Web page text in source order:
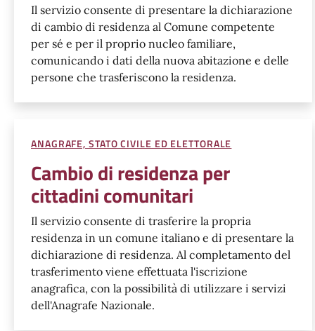
Il servizio consente di presentare la dichiarazione
di cambio di residenza al Comune competente
per sé e per il proprio nucleo familiare,
comunicando i dati della nuova abitazione e delle
persone che trasferiscono la residenza.
ANAGRAFE, STATO CIVILE ED ELETTORALE
Cambio di residenza per
cittadini comunitari
Il servizio consente di trasferire la propria
residenza in un comune italiano e di presentare la
dichiarazione di residenza. Al completamento del
trasferimento viene effettuata l'iscrizione
anagrafica, con la possibilità di utilizzare i servizi
dell'Anagrafe Nazionale.